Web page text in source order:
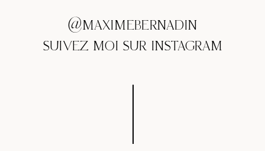
@MAXIMEBERNADIN
SUIVEZ MOI SUR INSTAGRAM